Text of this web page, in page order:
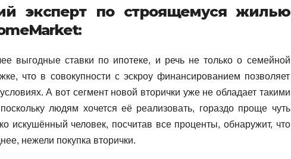
эксперт по строящемуся жилью
выгодные ставки по ипотеке, и речь не только о семейной
что в совокупности с эскроу финансированием позволяет
А вот сегмент новой вторички уже не обладает такими
людям хочется её реализовать, гораздо проще чуть
искушённый человек, посчитав все проценты, обнаружит, что
нежели покупка вторички.